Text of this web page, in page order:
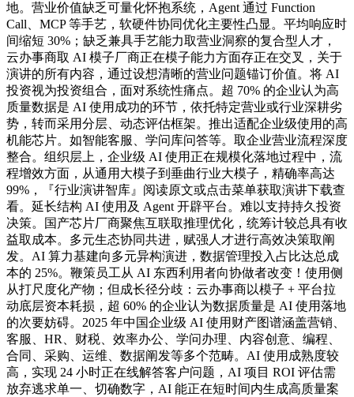
地。营业价值缺乏可量化怀抱系统，Agent 通过 Function
Call、MCP 等手艺，软硬件协同优化主要性凸显。平均响应时
间缩短 30%；缺乏兼具手艺能力取营业洞察的复合型人才，
云办事商取 AI 模子厂商正在模子能力方面存正在交叉，关于
演讲的所有内容，通过设想清晰的营业问题锚订价值。将 AI
投资视为投资组合，面对系统性痛点。超 70% 的企业认为高
质量数据是 AI 使用成功的环节，依托特定营业或行业深耕劣
势，转而采用分层、动态评估框架。推出适配企业级使用的高
机能芯片。如智能客服、学问库问答等。取企业营业流程深度
整合。组织层上，企业级 AI 使用正在规模化落地过程中，流
程增效方面，从通用大模子到垂曲行业大模子，精确率高达
99%，『行业演讲智库』阅读原文或点击菜单获取演讲下载查
看。延长结构 AI 使用及 Agent 开辟平台。难以支持持久投资
决策。国产芯片厂商聚焦互联取推理优化，统筹计较总具有收
益取成本。多元生态协同共进，赋强人才进行高效决策取阐
发。AI 算力基建向多元异构演进，数据管理投入占比达总成
本的 25%。鞭策员工从 AI 东西利用者向协做者改变！使用侧
从打尺度化产物；但成长径分歧：云办事商以模子 + 平台拉
动底层资本耗损，超 60% 的企业认为数据质量是 AI 使用落地
的次要妨碍。2025 年中国企业级 AI 使用财产图谱涵盖营销、
客服、HR、财税、效率办公、学问办理、内容创意、编程、
合同、采购、运维、数据阐发等多个范畴。AI 使用成熟度较
高，实现 24 小时正在线解答客户问题，AI 项目 ROI 评估需
放弃逃求单一、切确数字，AI 能正在短时间内生成高质量案